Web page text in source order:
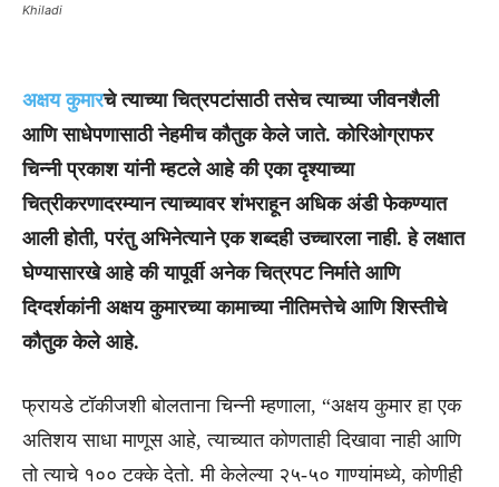
Khiladi
अक्षय कुमारचे त्याच्या चित्रपटांसाठी तसेच त्याच्या जीवनशैली
आणि साधेपणासाठी नेहमीच कौतुक केले जाते. कोरिओग्राफर
चिन्नी प्रकाश यांनी म्हटले आहे की एका दृश्याच्या
चित्रीकरणादरम्यान त्याच्यावर शंभराहून अधिक अंडी फेकण्यात
आली होती, परंतु अभिनेत्याने एक शब्दही उच्चारला नाही. हे लक्षात
घेण्यासारखे आहे की यापूर्वी अनेक चित्रपट निर्माते आणि
दिग्दर्शकांनी अक्षय कुमारच्या कामाच्या नीतिमत्तेचे आणि शिस्तीचे
कौतुक केले आहे.
फ्रायडे टॉकीजशी बोलताना चिन्नी म्हणाला, “अक्षय कुमार हा एक
अतिशय साधा माणूस आहे, त्याच्यात कोणताही दिखावा नाही आणि
तो त्याचे १०० टक्के देतो. मी केलेल्या २५-५० गाण्यांमध्ये, कोणीही